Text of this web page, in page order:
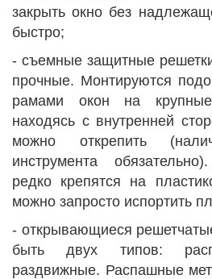
закрыть окно без
быстро;
- съемные защитные
прочные. Монтируются
рамами окон на
находясь с внутренней
можно открепить
инструмента
редко крепятся на
можно запросто испортить
- открывающиеся
быть двух типов:
раздвижные. Распашные